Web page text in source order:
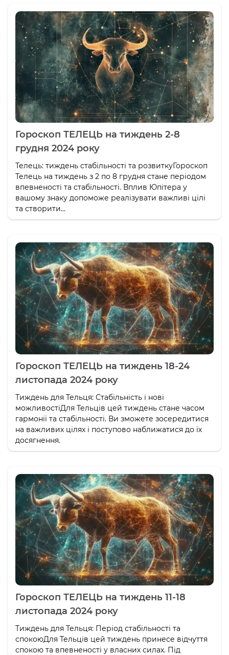
Гороскоп ТЕЛЕЦЬ на тиждень 2-8
грудня 2024 року
Телець: тиждень стабільності та розвиткуГороскоп
Телець на тиждень з 2 по 8 грудня стане періодом
впевненості та стабільності. Вплив Юпітера у
вашому знаку допоможе реалізувати важливі цілі
та створити...
Гороскоп ТЕЛЕЦЬ на тиждень 18-24
листопада 2024 року
Тиждень для Тельця: Стабільність і нові
можливостіДля Тельців цей тиждень стане часом
гармонії та стабільності. Ви зможете зосередитися
на важливих цілях і поступово наближатися до їх
досягнення.
Гороскоп ТЕЛЕЦЬ на тиждень 11-18
листопада 2024 року
Тиждень для Тельця: Період стабільності та
спокоюДля Тельців цей тиждень принесе відчуття
спокою та впевненості у власних силах. Під